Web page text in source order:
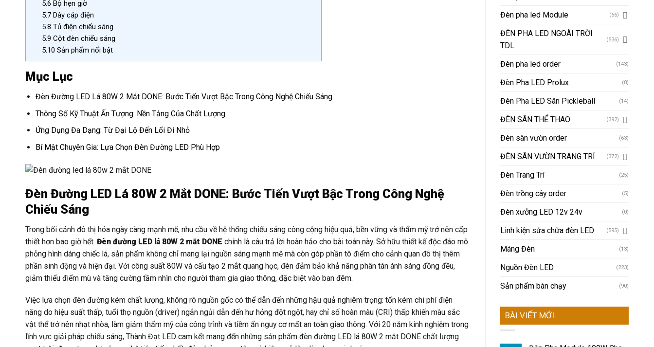
5.6 Bộ hẹn giờ
5.7Dây cáp điện
5.8 Tủ điện chiếu sáng
5.9 Cột đèn chiếu sáng
5.10 Sản phẩm nổi bật
Mục Lục
Đèn Đường LED Lá 80W 2 Mắt DONE: Bước Tiến Vượt Bậc Trong Công Nghệ Chiếu Sáng
Thông Số Kỹ Thuật Ấn Tượng: Nền Tảng Của Chất Lượng
Ứng Dụng Đa Dạng: Từ Đại Lộ Đến Lối Đi Nhỏ
Bí Mật Chuyên Gia: Lựa Chọn Đèn Đường LED Phù Hợp
Đèn Đường LED Lá 80W 2 Mắt DONE: Bước Tiến Vượt Bậc Trong Công Nghệ
Chiếu Sáng
Trong bối cảnh đô thị hóa ngày càng mạnh mẽ, nhu cầu về hệ thống chiếu sáng công cộng hiệu quả, bền vững và thẩm mỹ trở nên cấp
thiết hơn bao giờ hết. Đèn đường LED lá 80W 2 mắt DONE chính là câu trả lời hoàn hảo cho bài toán này. Sở hữu thiết kế độc đáo mô
phỏng hình dáng chiếc lá, sản phẩm không chỉ mang lại nguồn sáng mạnh mẽ mà còn góp phần tô điểm cho cảnh quan đô thị thêm
phần sinh động và hiện đại. Với công suất 80W và cấu tạo 2 mắt quang học, đèn đảm bảo khả năng phân tán ánh sáng đồng đều,
giảm thiểu điểm mù và tăng cường tầm nhìn cho người tham gia giao thông, đặc biệt vào ban đêm.
Việc lựa chọn đèn đường kém chất lượng, không rõ nguồn gốc có thể dẫn đến những hậu quả nghiêm trọng: tốn kém chi phí điện
năng do hiệu suất thấp, tuổi thọ nguồn (driver) ngắn ngủi dẫn đến hư hỏng đột ngột, hay chỉ số hoàn màu (CRI) thấp khiến màu sắc
vật thể trở nên nhạt nhòa, làm giảm thẩm mỹ của công trình và tiềm ẩn nguy cơ mất an toàn giao thông. Với 20 năm kinh nghiệm trong
lĩnh vực giải pháp chiếu sáng, Thành Đạt LED cam kết mang đến những sản phẩm đèn đường LED lá 80W 2 mắt DONE chất lượng
Đèn pha led Module (66)
ĐÈN PHA LED NGOÀI TRỜI
TDL
(536)
Đèn pha led order (143)
Đèn Pha LED Prolux (8)
Đèn Pha LED Sân Pickleball (14)
ĐÈN SÂN THỂ THAO (392)
Đèn sân vườn order (63)
ĐÈN SÂN VƯỜN TRANG TRÍ (372)
Đèn Trang Trí (25)
Đèn trồng cây order (5)
Đèn xưởng LED 12v 24v (0)
Linh kiện sửa chữa đèn LED (595)
Máng Đèn (13)
Nguồn Đèn LED (223)
Sản phẩm bán chạy (90)
BÀI VIẾT MỚI